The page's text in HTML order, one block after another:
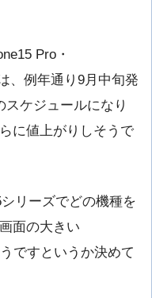
Pro・
、例年通り9月中旬発
ケジュールになり
に値上がりしそうで
リーズでどの機種を
面の大きい
ですというか決めて